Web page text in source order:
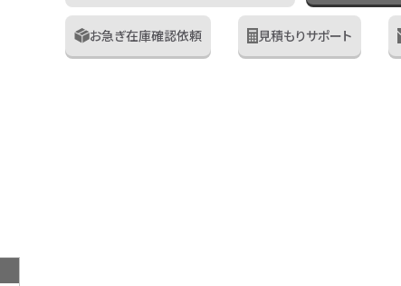
お急ぎ在庫確認依頼 見積もりサポート